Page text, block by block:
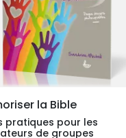
search APERÇU RAPIDE
la Bible
pratiques pour les
de groupes